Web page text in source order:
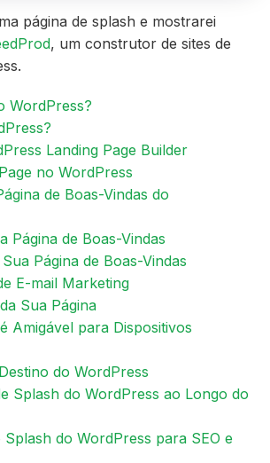
página de splash e mostrarei
, um construtor de sites de
WordPress?
Landing Page Builder
no WordPress
de Boas-Vindas do
Página de Boas-Vindas
Página de Boas-Vindas
E-mail Marketing
Sua Página
Amigável para Dispositivos
do WordPress
Splash do WordPress ao Longo do
do WordPress para SEO e